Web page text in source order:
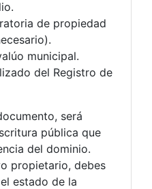
de propiedad
municipal.
del Registro de
será
pública que
del dominio.
propietario, debes
estado de la